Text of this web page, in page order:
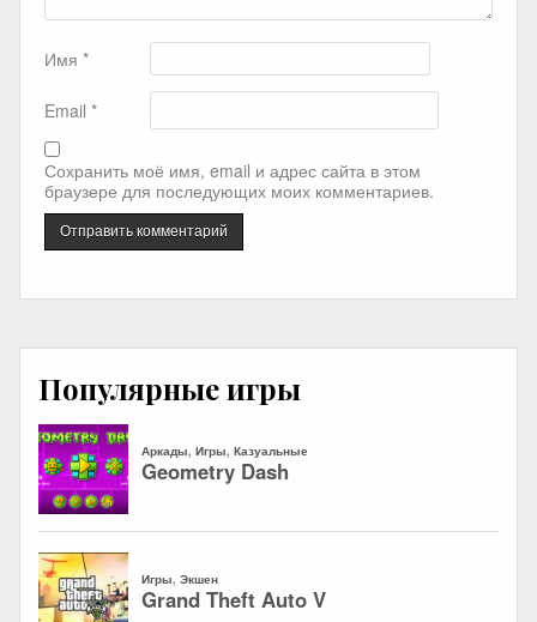
Имя *
Email *
Сохранить моё имя, email и адрес сайта в этом
браузере для последующих моих комментариев.
Популярные игры